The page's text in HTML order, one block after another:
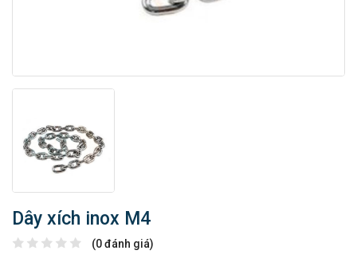
Dây xích inox M4
(0 đánh giá)